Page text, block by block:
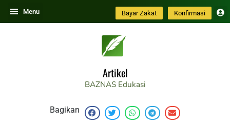
Skip
to
Menu Bayar Zakat Konfirmasi
Artikel
BAZNAS Edukasi
Bagikan